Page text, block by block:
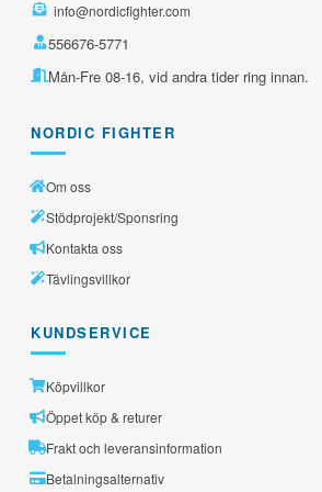
info@nordicfighter.com
556676-5771
Mån-Fre 08-16, vid andra tider ring innan.
NORDIC FIGHTER
Om oss
Stödprojekt/Sponsring
Kontakta oss
Tävlingsvillkor
KUNDSERVICE
Köpvillkor
Öppet köp & returer
Frakt och leveransinformation
Betalningsalternativ